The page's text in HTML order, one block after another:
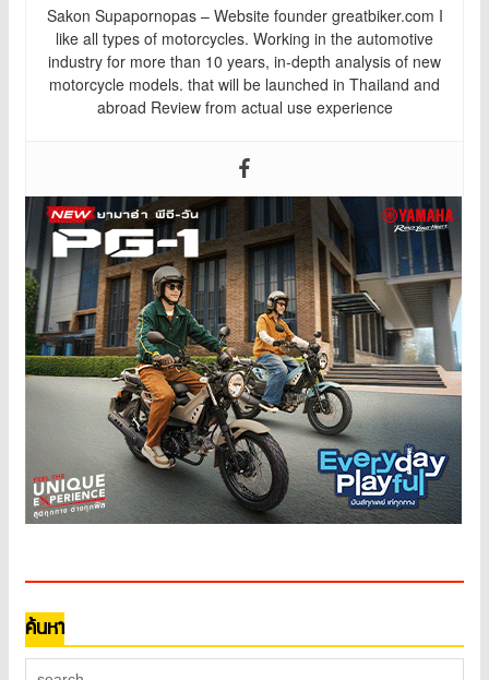
Sakon Supapornopas – Website founder greatbiker.com I
like all types of motorcycles. Working in the automotive
industry for more than 10 years, in-depth analysis of new
motorcycle models. that will be launched in Thailand and
abroad Review from actual use experience
ค้นหา